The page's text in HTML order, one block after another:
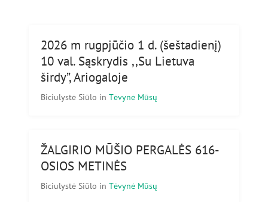
2026 m rugpjūčio 1 d. (šeštadienį)
10 val. Sąskrydis ,,Su Lietuva
širdy”, Ariogaloje
Biciulystė Siūlo in Tėvynė Mūsų
ŽALGIRIO MŪŠIO PERGALĖS 616-
OSIOS METINĖS
Biciulystė Siūlo in Tėvynė Mūsų